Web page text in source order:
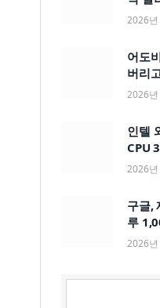
200
2026
어도
버리
전환
2026
인텔
CPU
2026
구글,
루
2026